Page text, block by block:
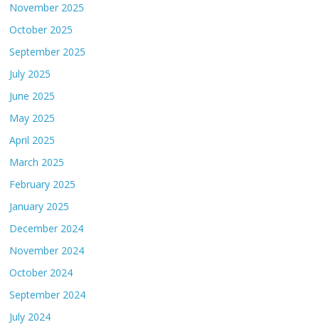
November 2025
October 2025
September 2025
July 2025
June 2025
May 2025
April 2025
March 2025
February 2025
January 2025
December 2024
November 2024
October 2024
September 2024
July 2024